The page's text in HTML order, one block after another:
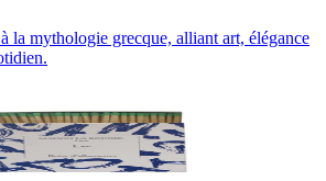
la mythologie grecque, alliant art, élégance